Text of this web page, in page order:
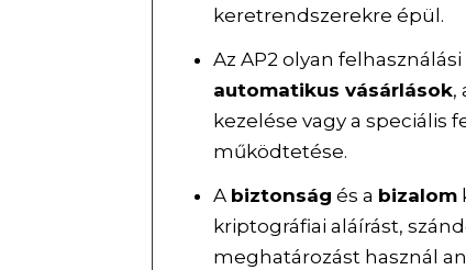
keretrendszerekre épül.
Az AP2 olyan
automatikus vásárlások,
kezelése vagy a speciális
működtetése.
A biztonság és a bizalom
kriptográfiai aláírást,
meghatározást használ